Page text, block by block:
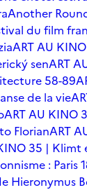
Another
du film
ART AU
senART
58-89
de la vie
ART AU KINO
FlorianART
35 | Klimt
: Paris
Hieronymus